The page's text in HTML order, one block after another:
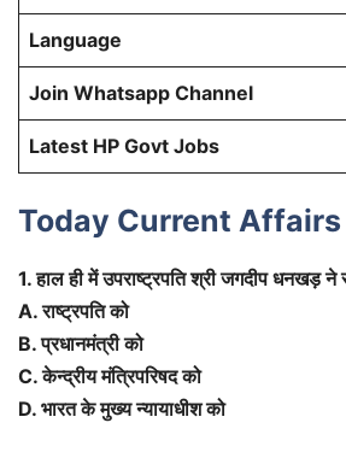
Language
Join Whatsapp Channel
Latest HP Govt Jobs
Today Current
1. हाल ही में उपराष्ट्रपति श्री जगदीप
A. राष्ट्रपति को
B. प्रधानमंत्री को
C. केन्द्रीय मंत्रिपरिषद को
D. भारत के मुख्य न्यायाधीश को